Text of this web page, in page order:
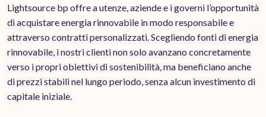
Lightsource bp offre a utenze, aziende e i governi l’opportunità
di acquistare energia rinnovabile in modo responsabile e
attraverso contratti personalizzati. Scegliendo fonti di energia
rinnovabile, i nostri clienti non solo avanzano concretamente
verso i propri obiettivi di sostenibilità, ma beneficiano anche
di prezzi stabili nel lungo periodo, senza alcun investimento di
capitale iniziale.